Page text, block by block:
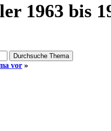
1963 bis
vor »